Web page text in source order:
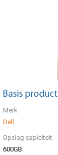
Basis product
Merk
Dell
Opslag capiciteit
600GB